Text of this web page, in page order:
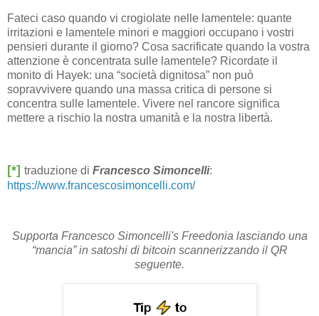
Fateci caso quando vi crogiolate nelle lamentele: quante
irritazioni e lamentele minori e maggiori occupano i vostri
pensieri durante il giorno? Cosa sacrificate quando la vostra
attenzione è concentrata sulle lamentele? Ricordate il
monito di Hayek: una “società dignitosa” non può
sopravvivere quando una massa critica di persone si
concentra sulle lamentele. Vivere nel rancore significa
mettere a rischio la nostra umanità e la nostra libertà.
[*] traduzione di Francesco Simoncelli:
https://www.francescosimoncelli.com/
Supporta Francesco Simoncelli's Freedonia lasciando una
“mancia” in satoshi di bitcoin scannerizzando il QR
seguente.